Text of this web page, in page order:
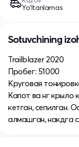
Yo‘ltanlamas
Sotuvchining
Trailblazer 2020
Пробег: 51000
Круговая
Капот ва нг крыло
кетган, сепилган.
алмашган, накдга